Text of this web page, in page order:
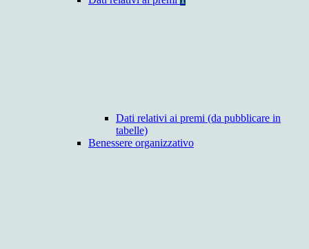
Dati relativi ai premi (da pubblicare in
tabelle)
Benessere organizzativo